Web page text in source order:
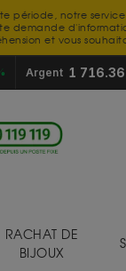
période, notre
demande
et vous
Argent 1
RACHAT DE
BIJOUX